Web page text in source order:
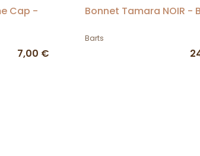
Cap -
7,00 €
Bonnet Tamara NOIR -
Barts